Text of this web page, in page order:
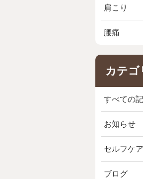
肩こり
腰痛
カテゴ
すべての
お知らせ
セルフケア
ブログ